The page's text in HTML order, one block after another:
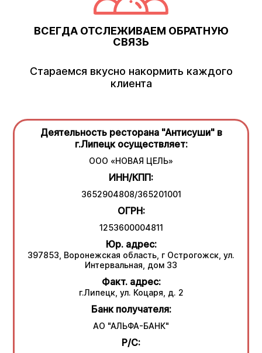
ВСЕГДА ОТСЛЕЖИВАЕМ ОБРАТНУЮ
СВЯЗЬ
Стараемся вкусно накормить каждого
клиента
Деятельность ресторана "Антисуши" в
г.Липецк осуществляет:
ООО «НОВАЯ ЦЕЛЬ»
ИНН/КПП:
3652904808/365201001
ОГРН:
1253600004811
Юр. адрес:
397853, Воронежская область, г Острогожск, ул.
Интервальная, дом 33
Факт. адрес:
г.Липецк, ул. Коцаря, д. 2
Банк получателя:
АО "АЛЬФА-БАНК"
Р/С: